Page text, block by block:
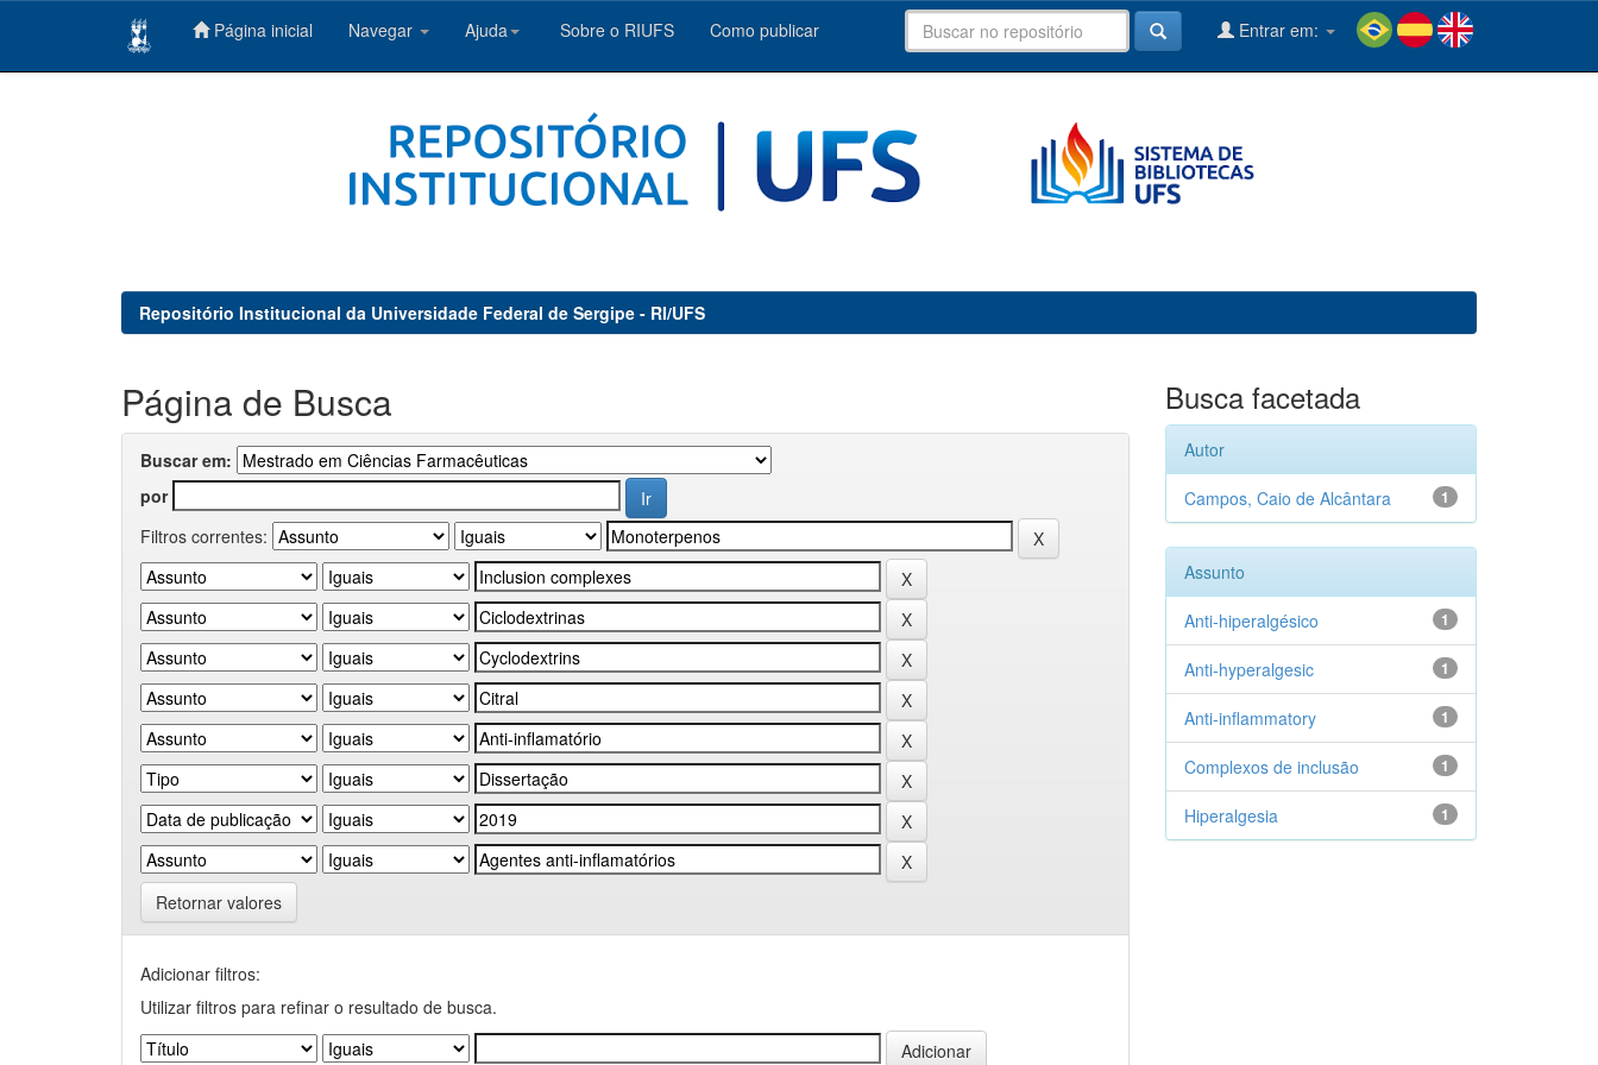
Página inicial Navegar Ajuda Sobre o RIUFS Como publicar Entrar em:
Repositório Institucional da Universidade Federal de Sergipe - RI/UFS
Página de Busca
Buscar em:
por
Filtros correntes:
Retornar valores
Adicionar filtros:
Utilizar filtros para refinar o resultado de busca.
Busca facetada
Autor
1
Campos, Caio de Alcântara
Assunto
1
Anti-hiperalgésico
1
Anti-hyperalgesic
1
Anti-inflammatory
1
Complexos de inclusão
1
Hiperalgesia